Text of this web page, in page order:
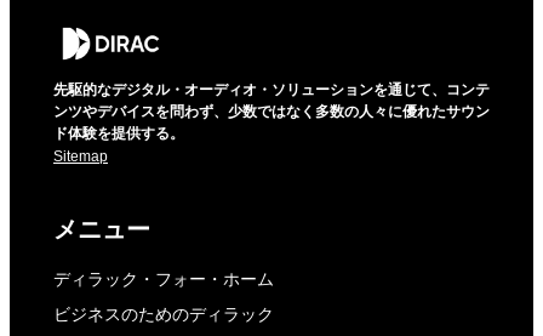
先駆的なデジタル・オーディオ・ソリューションを通じて、コンテ
ンツやデバイスを問わず、少数ではなく多数の人々に優れたサウン
ド体験を提供する。
Sitemap
メニュー
ディラック・フォー・ホーム
ビジネスのためのディラック